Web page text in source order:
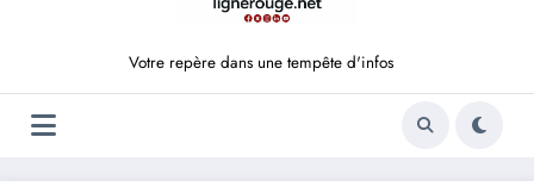
Votre repère dans une tempête d'infos